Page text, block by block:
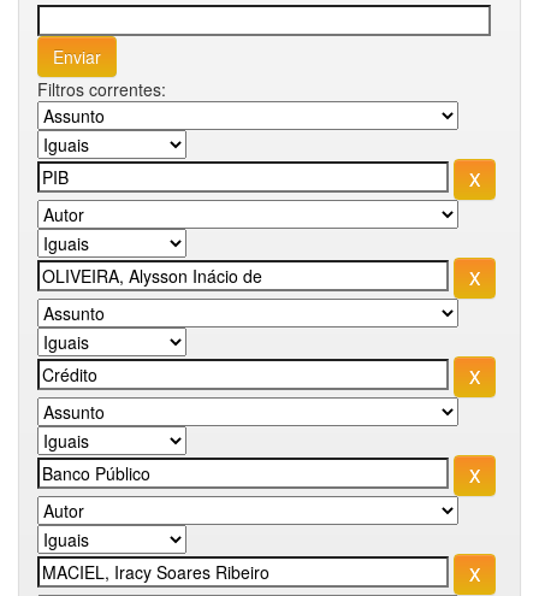
Filtros correntes: